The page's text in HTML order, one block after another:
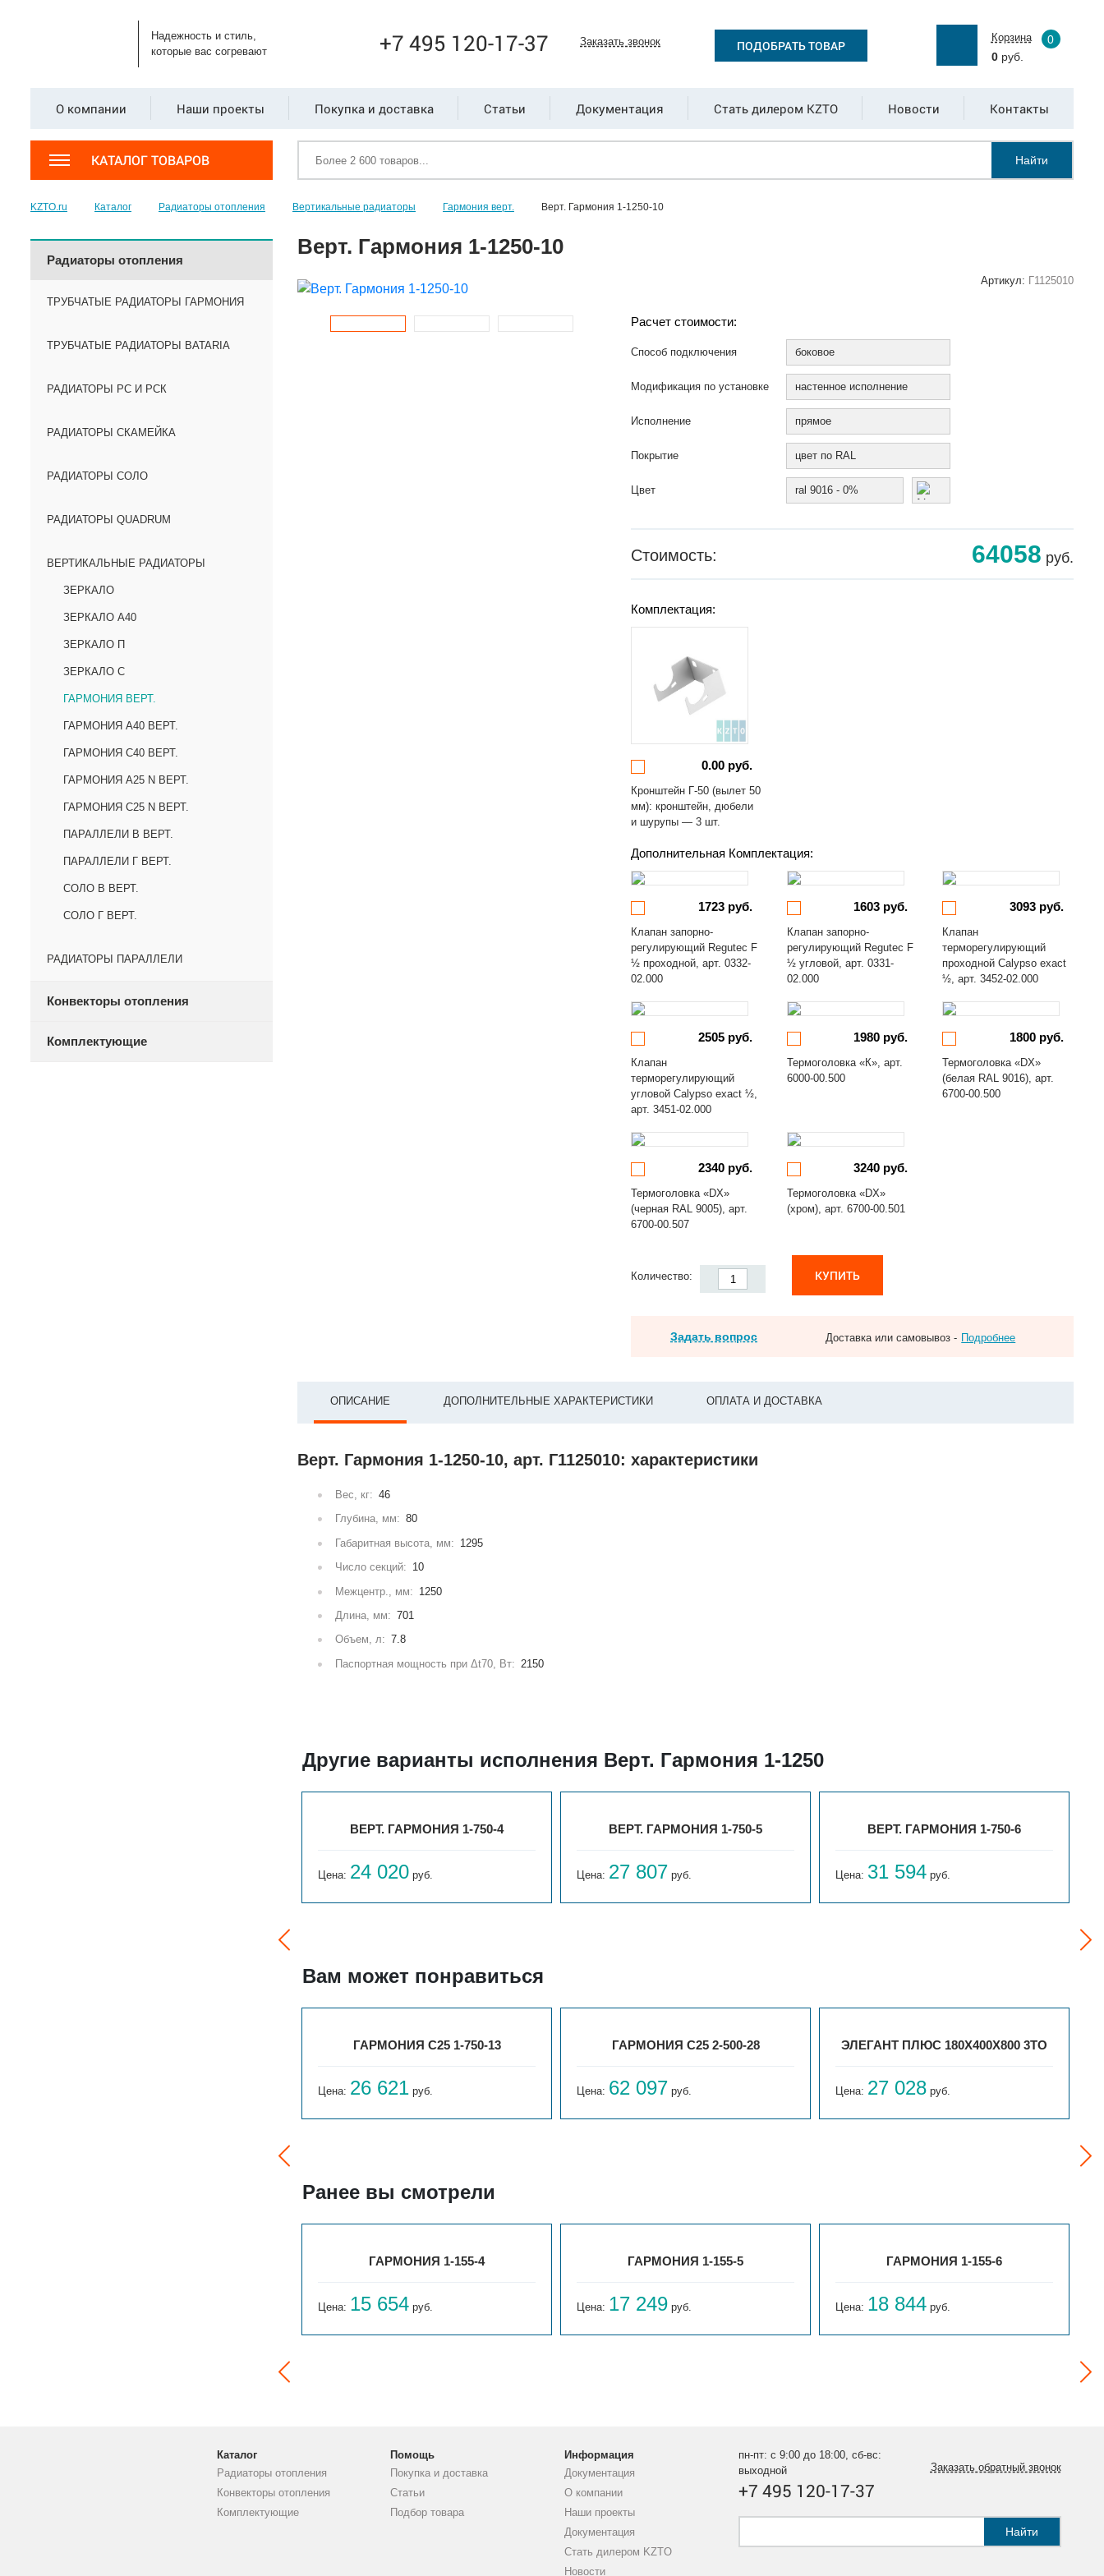
Надежность и стиль,
которые вас согревают
+7 495 120-17-37 Заказать звонок ПОДОБРАТЬ ТОВАР
Корзина
0
0руб.
О компании Наши проекты Покупка и доставка Статьи Документация Стать дилером KZTO Новости Контакты
КАТАЛОГ ТОВАРОВ Найти
KZTO.ru Каталог Радиаторы отопления Вертикальные радиаторы Гармония верт. Верт. Гармония 1-1250-10
Радиаторы отопления
ТРУБЧАТЫЕ РАДИАТОРЫ ГАРМОНИЯ
ТРУБЧАТЫЕ РАДИАТОРЫ BATARIA
РАДИАТОРЫ РС И РСК
РАДИАТОРЫ СКАМЕЙКА
РАДИАТОРЫ СОЛО
РАДИАТОРЫ QUADRUM
ВЕРТИКАЛЬНЫЕ РАДИАТОРЫ
ЗЕРКАЛО
ЗЕРКАЛО А40
ЗЕРКАЛО П
ЗЕРКАЛО С
ГАРМОНИЯ ВЕРТ.
ГАРМОНИЯ А40 ВЕРТ.
ГАРМОНИЯ С40 ВЕРТ.
ГАРМОНИЯ А25 N ВЕРТ.
ГАРМОНИЯ С25 N ВЕРТ.
ПАРАЛЛЕЛИ В ВЕРТ.
ПАРАЛЛЕЛИ Г ВЕРТ.
СОЛО В ВЕРТ.
СОЛО Г ВЕРТ.
РАДИАТОРЫ ПАРАЛЛЕЛИ
Конвекторы отопления
Комплектующие
Верт. Гармония 1-1250-10
Артикул: Г1125010
Расчет стоимости:
Способ подключения боковое
Модификация по установке настенное исполнение
Исполнение прямое
Покрытие цвет по RAL
Цвет ral 9016 - 0%
Стоимость: 64058 руб.
Комплектация:
0.00 руб.
Кронштейн Г-50 (вылет 50
мм): кронштейн, дюбели
и шурупы — 3 шт.
Дополнительная Комплектация:
1723 руб.
Клапан запорно-
регулирующий Regutec F
½ проходной, арт. 0332-
02.000
1603 руб.
Клапан запорно-
регулирующий Regutec F
½ угловой, арт. 0331-
02.000
3093 руб.
Клапан
терморегулирующий
проходной Calypso exact
½, арт. 3452-02.000
2505 руб.
Клапан
терморегулирующий
угловой Calypso exact ½,
арт. 3451-02.000
1980 руб.
Термоголовка «К», арт.
6000-00.500
1800 руб.
Термоголовка «DX»
(белая RAL 9016), арт.
6700-00.500
2340 руб.
Термоголовка «DX»
(черная RAL 9005), арт.
6700-00.507
3240 руб.
Термоголовка «DX»
(хром), арт. 6700-00.501
Количество: КУПИТЬ
Задать вопрос Доставка или самовывоз - Подробнее
ОПИСАНИЕ ДОПОЛНИТЕЛЬНЫЕ ХАРАКТЕРИСТИКИ ОПЛАТА И ДОСТАВКА
Верт. Гармония 1-1250-10, арт. Г1125010: характеристики
Вес, кг: 46
Глубина, мм: 80
Габаритная высота, мм: 1295
Число секций: 10
Межцентр., мм: 1250
Длина, мм: 701
Объем, л: 7.8
Паспортная мощность при Δt70, Вт: 2150
Другие варианты исполнения Верт. Гармония 1-1250
ВЕРТ. ГАРМОНИЯ 1-750-4
Цена: 24 020 руб.
ВЕРТ. ГАРМОНИЯ 1-750-5
Цена: 27 807 руб.
ВЕРТ. ГАРМОНИЯ 1-750-6
Цена: 31 594 руб.
Вам может понравиться
ГАРМОНИЯ С25 1-750-13
Цена: 26 621 руб.
ГАРМОНИЯ С25 2-500-28
Цена: 62 097 руб.
ЭЛЕГАНТ ПЛЮС 180X400X800 3ТО
Цена: 27 028 руб.
Ранее вы смотрели
ГАРМОНИЯ 1-155-4
Цена: 15 654 руб.
ГАРМОНИЯ 1-155-5
Цена: 17 249 руб.
ГАРМОНИЯ 1-155-6
Цена: 18 844 руб.
Каталог
Радиаторы отопления
Конвекторы отопления
Комплектующие
Помощь
Покупка и доставка
Статьи
Подбор товара
Информация
Документация
О компании
Наши проекты
Документация
Стать дилером KZTO
Новости
пн-пт: с 9:00 до 18:00, сб-вс:
выходной
+7 495 120-17-37
Заказать обратный звонок
Найти